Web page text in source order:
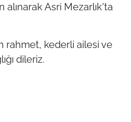
alınarak Asri Mezarlık'ta
rahmet, kederli ailesi ve
dileriz.